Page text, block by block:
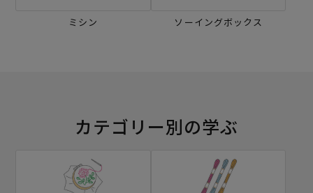
ミシン ソーイングボックス
カテゴリー別の学ぶ